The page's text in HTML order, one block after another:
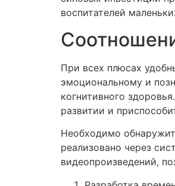
воспитателей
При всех плюсах
эмоциональному и
когнитивного
развитии и
Необходимо
реализовано через
видеопроизведений,